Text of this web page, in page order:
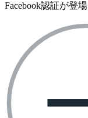
Facebook認証が登場